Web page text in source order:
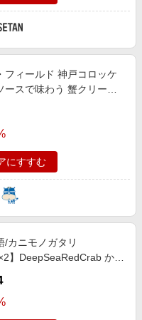
フィールド 神戸コロッケ
ースで味わう 蟹クリーム
にすすむ
/カニモノガタリ
】DeepSeaRedCrab かに
式】